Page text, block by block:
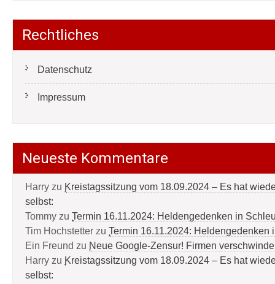
Rechtliches
Datenschutz
Impressum
Neueste Kommentare
Harry zu Kreistagssitzung vom 18.09.2024 – Es hat
selbst:
Tommy zu Termin 16.11.2024: Heldengedenken in
Tim Hochstetter zu Termin 16.11.2024: Heldengedenken
Ein Freund zu Neue Google-Zensur! Firmen
Harry zu Kreistagssitzung vom 18.09.2024 – Es hat
selbst: